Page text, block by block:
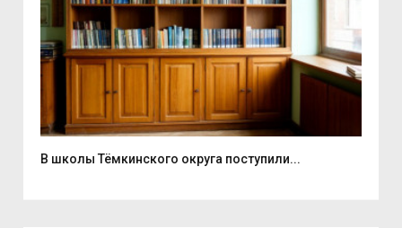
В школы Тёмкинского округа поступили...